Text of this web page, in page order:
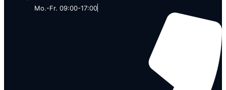
Mo.-Fr. 09:00-17:00